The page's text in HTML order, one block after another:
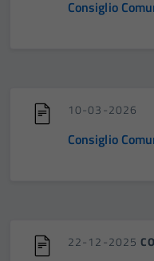
Consiglio
10-03-2026
Consiglio
22-12-2025